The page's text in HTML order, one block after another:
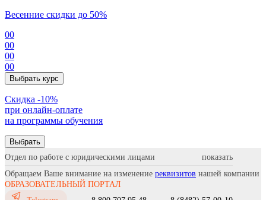
Весенние скидки до 50%
00
00
00
00
Выбрать курс
Cкидка -10%
при онлайн-оплате
на программы обучения
Выбрать
Отдел по работе с юридическими лицами
Обращаем Ваше внимание на изменение реквизитов нашей компании
ОБРАЗОВАТЕЛЬНЫЙ ПОРТАЛ